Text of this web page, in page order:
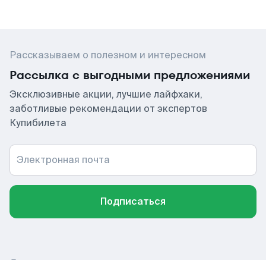
Рассказываем о полезном и интересном
Рассылка с выгодными предложениями
Эксклюзивные акции, лучшие лайфхаки,
заботливые рекомендации от экспертов
Купибилета
Электронная почта
Подписаться